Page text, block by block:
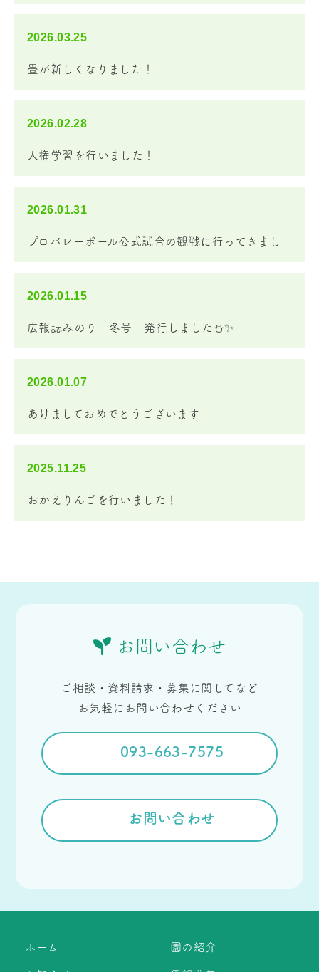
2026.03.25
畳が新しくなりました！
2026.02.28
人権学習を行いました！
2026.01.31
プロバレーボール公式試合の観戦に行ってきまし
2026.01.15
広報誌みのり 冬号 発行しました⛄✨
2026.01.07
あけましておめでとうございます
2025.11.25
おかえりんごを行いました！
お問い合わせ
ご相談・資料請求・募集に関してなど
お気軽にお問い合わせください
093-663-7575
お問い合わせ
ホーム 園の紹介